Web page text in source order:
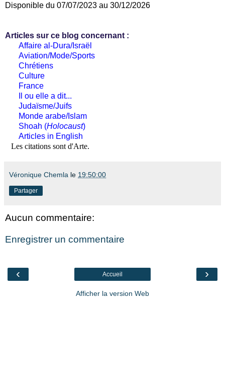
Disponible du 07/07/2023 au 30/12/2026
Articles sur ce blog concernant :
Affaire al-Dura/Israël
Aviation/Mode/Sports
Chrétiens
Culture
France
Il ou elle a dit...
Judaïsme/Juifs
Monde arabe/Islam
Shoah (Holocaust)
Articles in English
Les citations sont d'Arte.
Véronique Chemla le 19:50:00
Partager
Aucun commentaire:
Enregistrer un commentaire
‹ ›
Accueil
Afficher la version Web